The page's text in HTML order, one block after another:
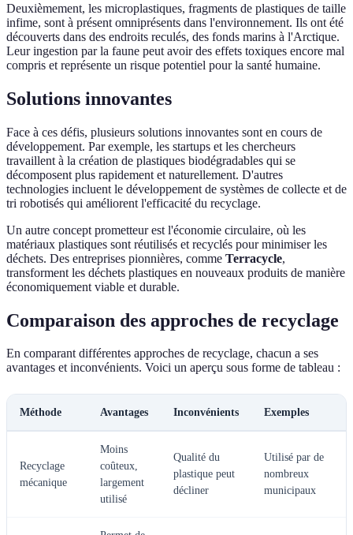
Deuxièmement, les microplastiques, fragments de plastiques de taille
infime, sont à présent omniprésents dans l'environnement. Ils ont été
découverts dans des endroits reculés, des fonds marins à l'Arctique.
Leur ingestion par la faune peut avoir des effets toxiques encore mal
compris et représente un risque potentiel pour la santé humaine.
Solutions innovantes
Face à ces défis, plusieurs solutions innovantes sont en cours de
développement. Par exemple, les startups et les chercheurs
travaillent à la création de plastiques biodégradables qui se
décomposent plus rapidement et naturellement. D'autres
technologies incluent le développement de systèmes de collecte et de
tri robotisés qui améliorent l'efficacité du recyclage.
Un autre concept prometteur est l'économie circulaire, où les
matériaux plastiques sont réutilisés et recyclés pour minimiser les
déchets. Des entreprises pionnières, comme Terracycle,
transforment les déchets plastiques en nouveaux produits de manière
économiquement viable et durable.
Comparaison des approches de recyclage
En comparant différentes approches de recyclage, chacun a ses
avantages et inconvénients. Voici un aperçu sous forme de tableau :
Méthode Avantages Inconvénients Exemples
Recyclage
mécanique
Moins
coûteux,
largement
utilisé
Qualité du
plastique peut
décliner
Utilisé par de
nombreux
municipaux